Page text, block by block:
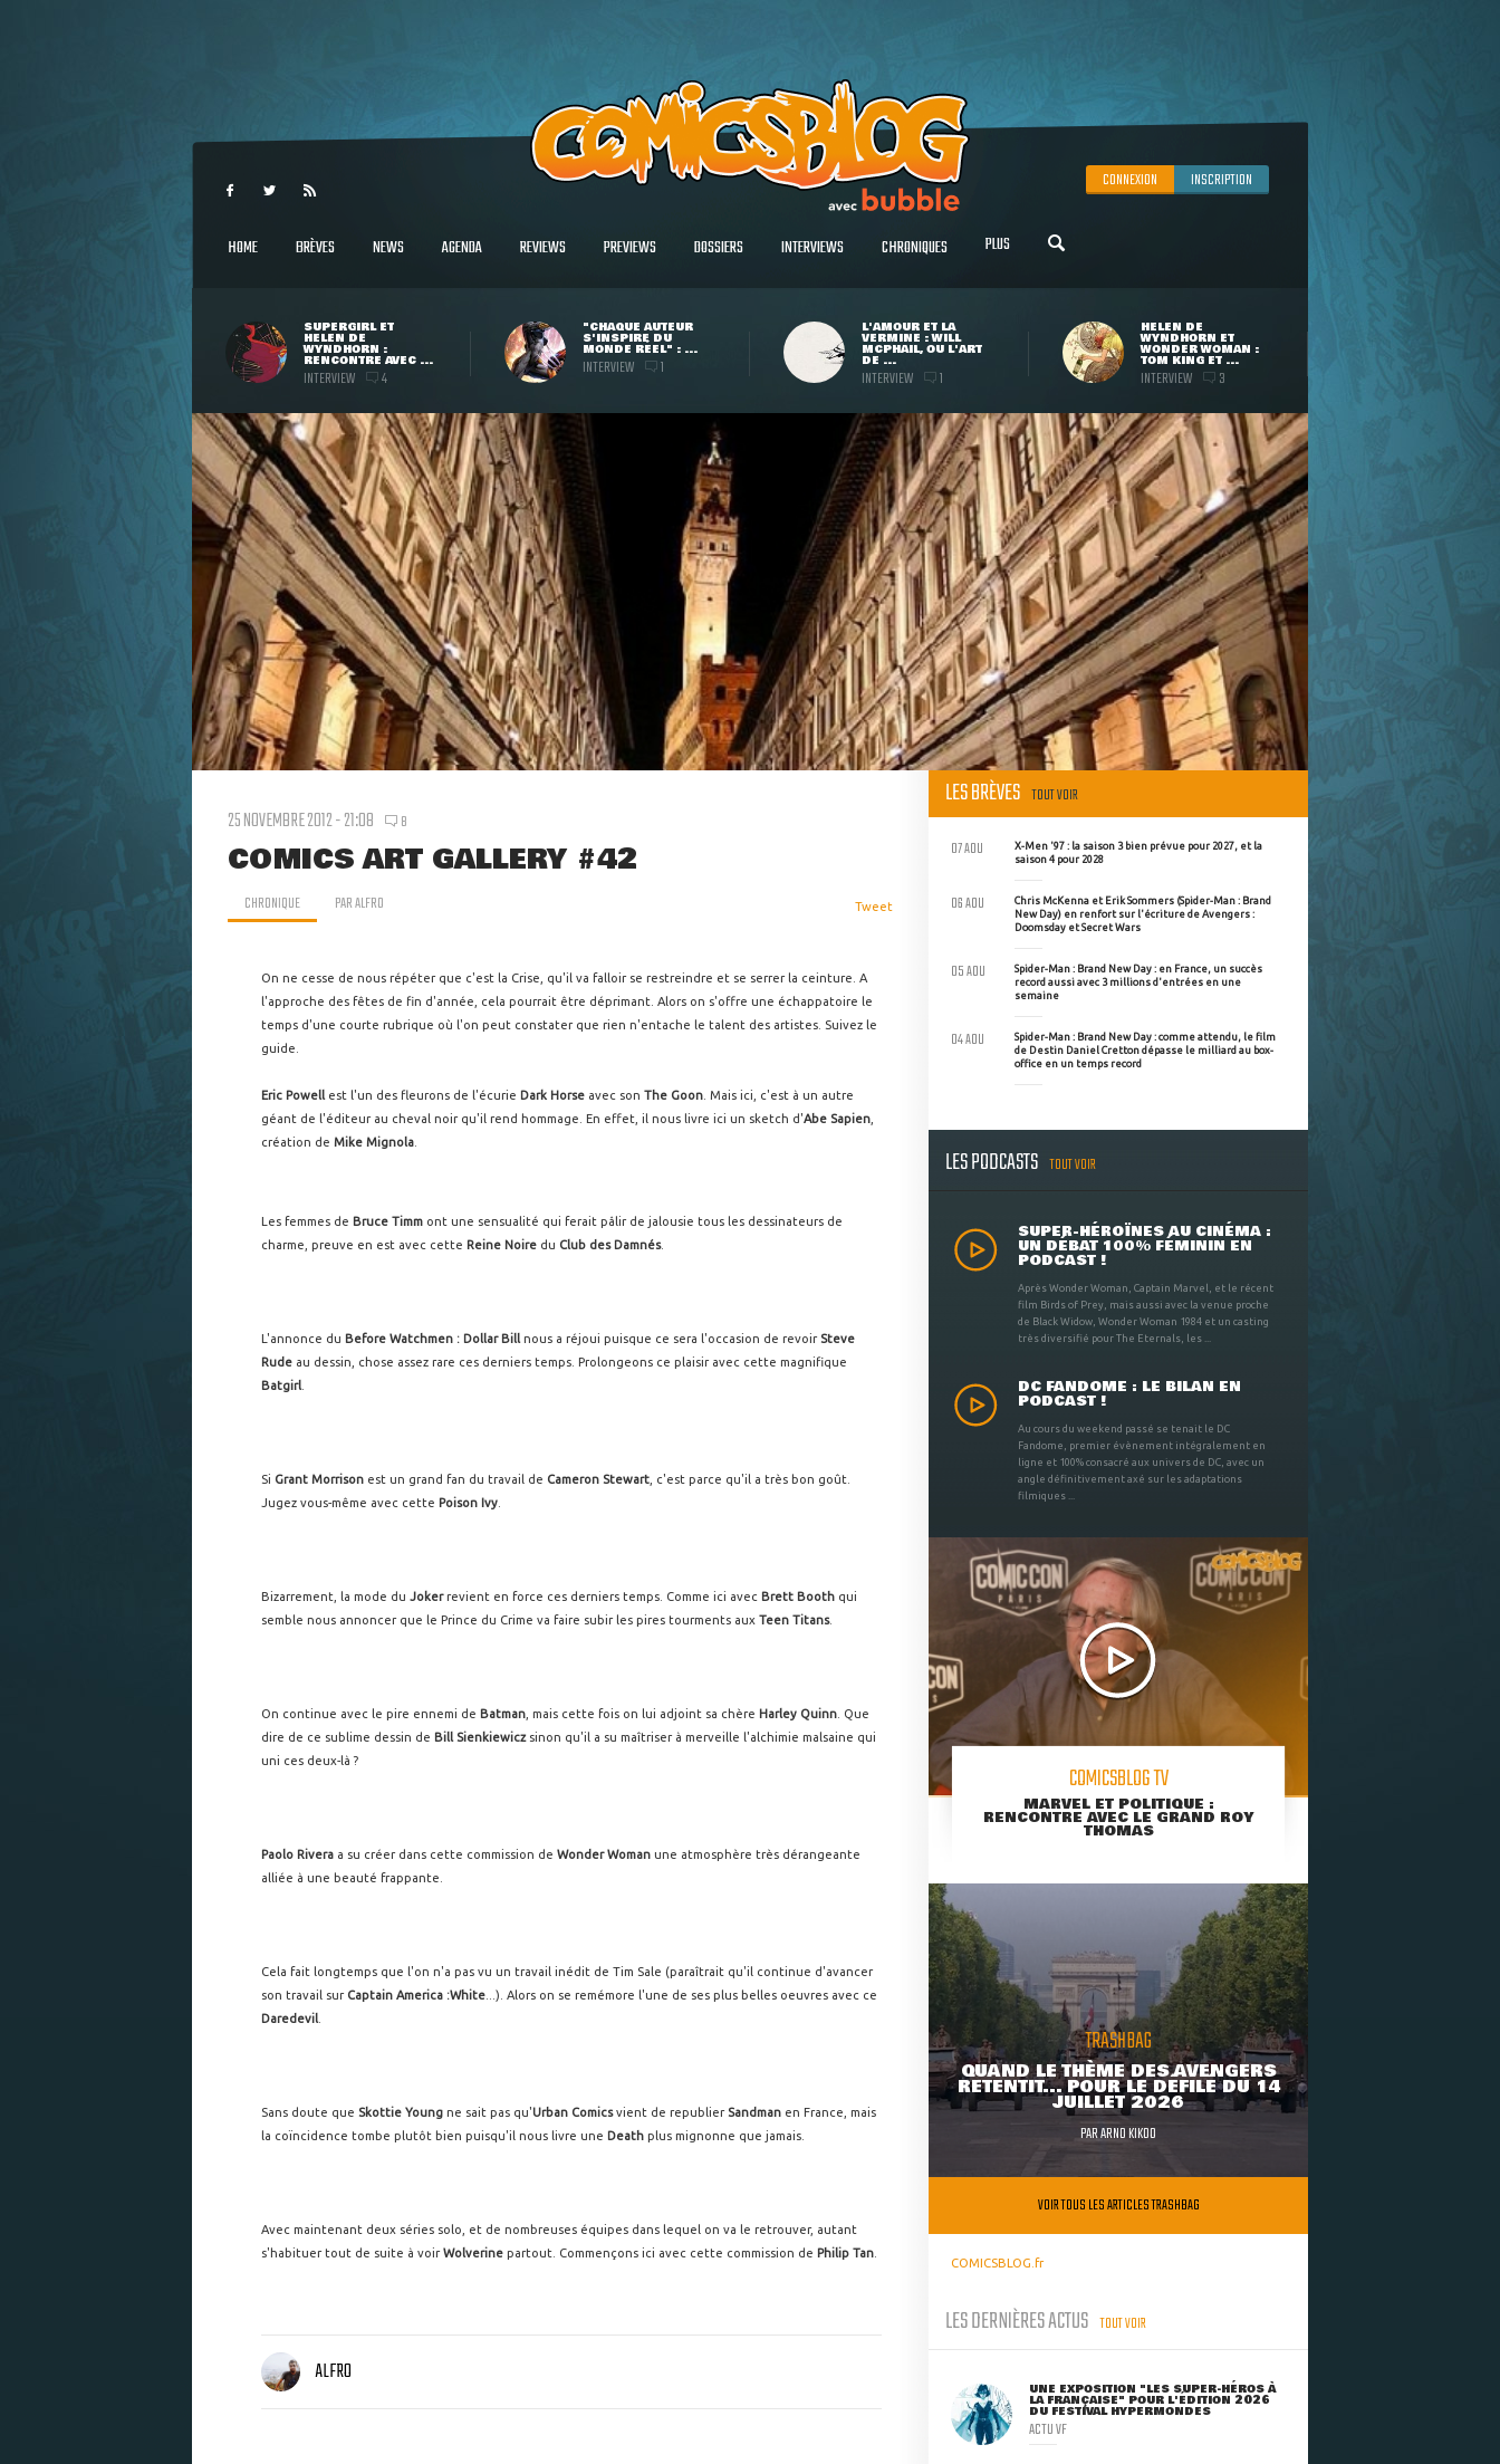
CONNEXION INSCRIPTION
HOME BRÈVES NEWS AGENDA REVIEWS PREVIEWS DOSSIERS INTERVIEWS CHRONIQUES PLUS
SUPERGIRL ET
HELEN DE
WYNDHORN :
RENCONTRE AVEC ...
INTERVIEW 4
"CHAQUE AUTEUR
S'INSPIRE DU
MONDE RÉEL" : ...
INTERVIEW 1
L'AMOUR ET LA
VERMINE : WILL
MCPHAIL, OU L'ART
DE ...
INTERVIEW 1
HELEN DE
WYNDHORN ET
WONDER WOMAN :
TOM KING ET ...
INTERVIEW 3
25 NOVEMBRE 2012 - 21:08 8
COMICS ART GALLERY #42
CHRONIQUE PARALFRO Tweet
On ne cesse de nous répéter que c'est la Crise, qu'il va falloir se restreindre et se serrer la ceinture. A
l'approche des fêtes de fin d'année, cela pourrait être déprimant. Alors on s'offre une échappatoire le
temps d'une courte rubrique où l'on peut constater que rien n'entache le talent des artistes. Suivez le
guide.
Eric Powell est l'un des fleurons de l'écurie Dark Horse avec son The Goon . Mais ici, c'est à un autre
géant de l'éditeur au cheval noir qu'il rend hommage. En effet, il nous livre ici un sketch d'Abe Sapien
création de Mike Mignola
Les femmes de Bruce Timm ont une sensualité qui ferait pâlir de jalousie tous les dessinateurs de
charme, preuve en est avec cette Reine Noire du Club des Damnés.
L'annonce du Before Watchmen : Dollar Bill nous a réjoui puisque ce sera l'occasion de revoir Steve
Rude au dessin, chose assez rare ces derniers temps. Prolongeons ce plaisir avec cette magnifique
Batgirl
Si Grant Morrison est un grand fan du travail de Cameron Stewart , c'est parce qu'il a très bon goût.
Jugez vous-même avec cette Poison Ivy
Bizarrement, la mode du Jokerrevient en force ces derniers temps. Comme ici avec Brett Booth qui
semble nous annoncer que le Prince du Crime va faire subir les pires tourments aux Teen Titans.
On continue avec le pire ennemi de Batman , mais cette fois on lui adjoint sa chère Harley Quinn . Que
dire de ce sublime dessin de Bill Sienkiewiczsinon qu'il a su maîtriser à merveille l'alchimie malsaine qui
uni ces deux-là ?
Paolo Rivera a su créer dans cette commission de Wonder Woman une atmosphère très dérangeante
alliée à une beauté frappante.
Cela fait longtemps que l'on n'a pas vu un travail inédit de Tim Sale (paraîtrait qu'il continue d'avancer
son travail sur Captain America :White ...). Alors on se remémore l'une de ses plus belles oeuvres avec ce
Daredevil
Sans doute que Skottie Young ne sait pas qu'Urban Comicsvient de republier Sandman en France, mais
la coïncidence tombe plutôt bien puisqu'il nous livre une Death plus mignonne que jamais.
Avec maintenant deux séries solo, et de nombreuses équipes dans lequel on va le retrouver, autant
s'habituer tout de suite à voirWolverine partout. Commençons ici avec cette commission de Philip Tan
ALFRO
LES BRÈVES TOUT VOIR
X-Men '97 : la saison 3 bien prévue pour 2027, et la
saison 4 pour 2028
07 AOU
Chris McKenna et Erik Sommers (Spider-Man : Brand
New Day) en renfort sur l'écriture de Avengers :
Doomsday et Secret Wars
06 AOU
Spider-Man : Brand New Day : en France, un succès
record aussi avec 3 millions d'entrées en une
semaine
05 AOU
Spider-Man : Brand New Day : comme attendu, le film
de Destin Daniel Cretton dépasse le milliard au box-
office en un temps record
04 AOU
LES PODCASTS TOUT VOIR
SUPER-HÉROÏNES AU CINÉMA :
UN DÉBAT 100% FÉMININ EN
PODCAST !
Après Wonder Woman, Captain Marvel, et le récent
film Birds of Prey, mais aussi avec la venue proche
de Black Widow, Wonder Woman 1984 et un casting
très diversifié pour The Eternals, les ...
DC FANDOME : LE BILAN EN
PODCAST !
Au cours du weekend passé se tenait le DC
Fandome, premier évènement intégralement en
ligne et 100% consacré aux univers de DC, avec un
angle définitivement axé sur les adaptations
filmiques ...
COMICSBLOG TV
MARVEL ET POLITIQUE :
RENCONTRE AVEC LE GRAND ROY
THOMAS
TRASHBAG
QUAND LE THÈME DES AVENGERS
RETENTIT... POUR LE DÉFILÉ DU 14
JUILLET 2026
PARARNO KIKOO
VOIR TOUS LES ARTICLES TRASHBAG
COMICSBLOG.fr
LES DERNIÈRES ACTUS TOUT VOIR
UNE EXPOSITION "LES SUPER-HÉROS À
LA FRANÇAISE" POUR L'ÉDITION 2026
DU FESTIVAL HYPERMONDES
ACTU VF